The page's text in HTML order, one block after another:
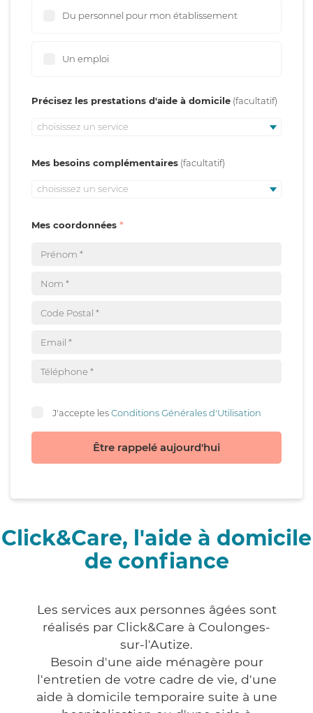
Du personnel pour mon établissement
Un emploi
Précisez les prestations d'aide à domicile
choisissez un service
Mes besoins complémentaires
choisissez un service
Mes coordonnées
J'accepte lesConditions Générales d'Utilisation
Être rappelé aujourd'hui
Click&Care, l'aide à domicile
de confiance
Les services aux personnes âgées sont
réalisés par Click&Care à Coulonges-
sur-l'Autize.
Besoin d'une aide ménagère pour
l'entretien de votre cadre de vie, d'une
aide à domicile temporaire suite à une